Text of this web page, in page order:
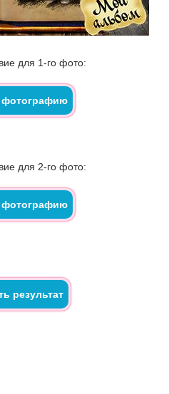
для 1-го фото:
для 2-го фото: